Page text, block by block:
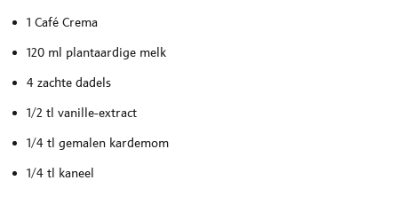
1 Café Crema
120 ml plantaardige melk
4 zachte dadels
1/2 tl vanille-extract
1/4 tl gemalen kardemom
1/4 tl kaneel